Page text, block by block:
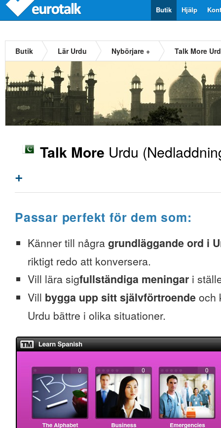
Hjälp
Butik
Butik Lär Urdu Nybörjare + Talk More
Talk More Urdu
+
Passar perfekt för dem som:
Känner till några grundläggande ord i
riktigt redo att konversera.
Vill lära sigfullständiga meningar i
Vill bygga upp sitt självförtroende och
Urdu bättre i olika situationer.